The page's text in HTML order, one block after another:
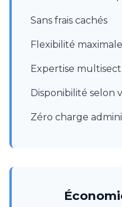
Sans frais cachés
Flexibilité maximale
Expertise
Disponibilité selon
Zéro charge